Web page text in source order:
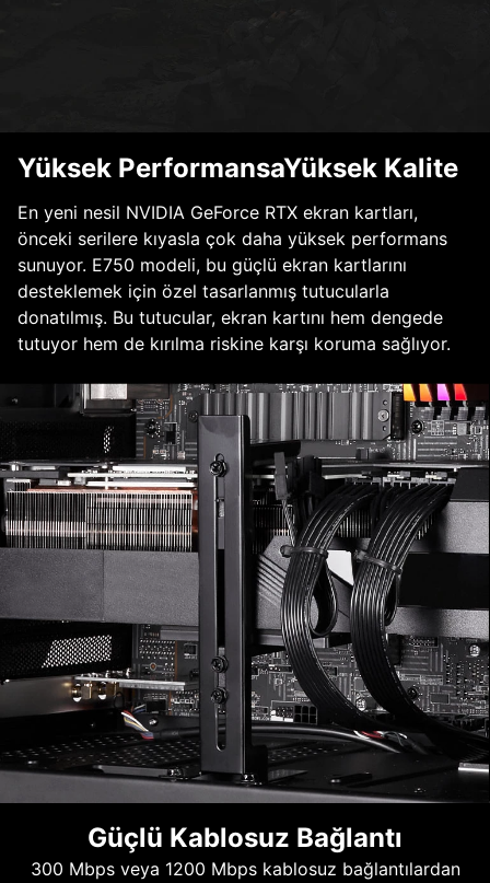
Yüksek PerformansaYüksek Kalite
En yeni nesil NVIDIA GeForce RTX ekran kartları,
önceki serilere kıyasla çok daha yüksek performans
sunuyor. E750 modeli, bu güçlü ekran kartlarını
desteklemek için özel tasarlanmış tutucularla
donatılmış. Bu tutucular, ekran kartını hem dengede
tutuyor hem de kırılma riskine karşı koruma sağlıyor.
Güçlü Kablosuz Bağlantı
300 Mbps veya 1200 Mbps kablosuz bağlantılardan